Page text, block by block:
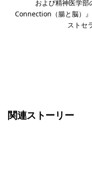
および精神医学
Connection（腸と脳）
ストセ
関連ストーリー